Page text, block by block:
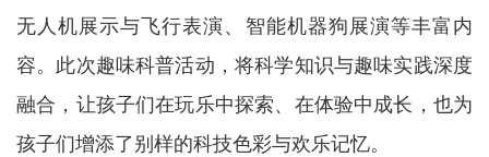
无人机展示与飞行表演、智能机器狗展演等丰富内
容。此次趣味科普活动，将科学知识与趣味实践深度
融合，让孩子们在玩乐中探索、在体验中成长，也为
孩子们增添了别样的科技色彩与欢乐记忆。